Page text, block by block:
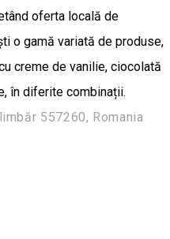
oferta locală de
o gamă variată de produse,
creme de vanilie, ciocolată
în diferite combinații.
557260, Romania